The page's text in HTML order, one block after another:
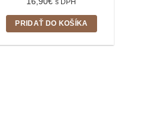
s DPH
PRIDAŤ DO KOŠÍKA